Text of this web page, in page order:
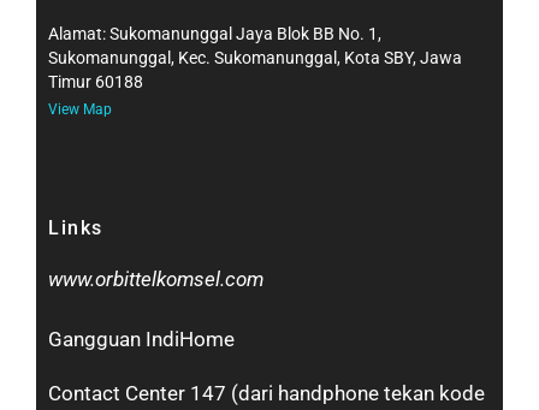
Alamat: Sukomanunggal Jaya Blok BB No. 1,
Sukomanunggal, Kec. Sukomanunggal, Kota SBY, Jawa
Timur 60188
View Map
Links
www.orbittelkomsel.com
Gangguan IndiHome
Contact Center 147 (dari handphone tekan kode